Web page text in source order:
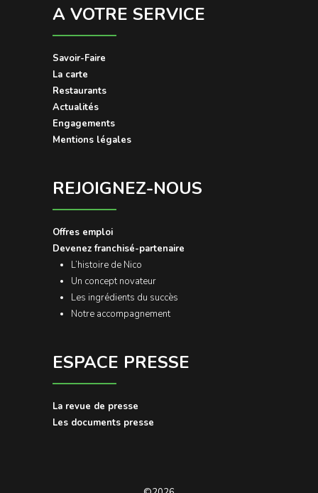
A VOTRE SERVICE
Savoir-Faire
La carte
Restaurants
Actualités
Engagements
Mentions légales
REJOIGNEZ-NOUS
Offres emploi
Devenez franchisé-partenaire
L’histoire de Nico
Un concept novateur
Les ingrédients du succès
Notre accompagnement
ESPACE PRESSE
La revue de presse
Les documents presse